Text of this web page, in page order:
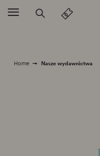
Home Nasze wydawnictwa